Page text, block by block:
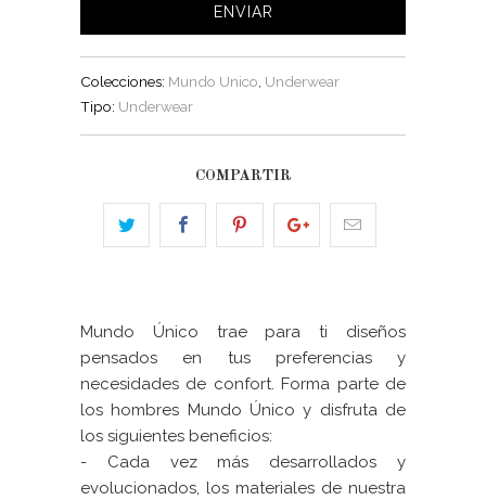
Colecciones: Mundo Unico Underwear
Tipo: Underwear
COMPARTIR
Mundo Único trae para ti diseños
pensados en tus preferencias y
necesidades de confort. Forma parte de
los hombres Mundo Único y disfruta de
los siguientes beneficios:
- Cada vez más desarrollados y
evolucionados, los materiales de nuestra